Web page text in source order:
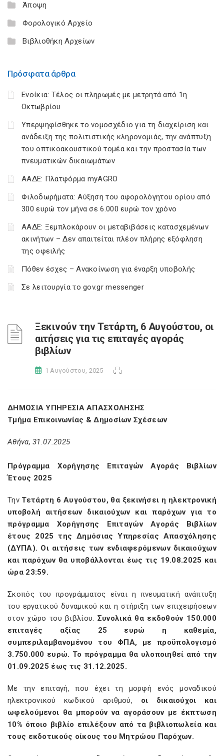
Άποψη
Φορολογικό Αρχείο
Βιβλιοθήκη Αρχείων
Πρόσφατα άρθρα
Ενοίκια: Τέλος οι πληρωμές με μετρητά από 1η
Οκτωβρίου
Υπερψηφίσθηκε το νομοσχέδιο για τη διαχείριση και
ανάδειξη της πολιτιστικής κληρονομιάς, την ανάπτυξη
του οπτικοακουστικού τομέα και την προστασία των
πνευματικών δικαιωμάτων
ΑΑΔΕ: Πλατφόρμα myAGRO
Φιλοδωρήματα: Αύξηση του αφορολόγητου ορίου από
300 ευρώ τον μήνα σε 6.000 ευρώ τον χρόνο
ΑΑΔΕ: Ξεμπλοκάρουν οι μεταβιβάσεις κατασχεμένων
ακινήτων – Δεν απαιτείται πλέον πλήρης εξόφληση
της οφειλής
Πόθεν έσχες – Ανακοίνωση για έναρξη υποβολής
Σε λειτουργία το gov.gr messenger
Ξεκινούν την Τετάρτη, 6 Αυγούστου, οι
αιτήσεις για τις επιταγές αγοράς
βιβλίων
1 Αυγούστου, 2025
ΔΗΜΟΣΙΑ ΥΠΗΡΕΣΙΑ ΑΠΑΣΧΟΛΗΣΗΣ
Τμήμα Επικοινωνίας & Δημοσίων Σχέσεων
Αθήνα, 31.07.2025
Πρόγραμμα Χορήγησης Επιταγών Αγοράς Βιβλίων
Έτους 2025
Την Τετάρτη 6 Αυγούστου, θα ξεκινήσει η ηλεκτρονική
υποβολή αιτήσεων δικαιούχων και παρόχων για το
πρόγραμμα Χορήγησης Επιταγών Αγοράς Βιβλίων
έτους 2025 της Δημόσιας Υπηρεσίας Απασχόλησης
(ΔΥΠΑ). Οι αιτήσεις των ενδιαφερόμενων δικαιούχων
και παρόχων θα υποβάλλονται έως τις 19.08.2025 και
ώρα 23:59.
Σκοπός του προγράμματος είναι η πνευματική ανάπτυξη
του εργατικού δυναμικού και η στήριξη των επιχειρήσεων
στον χώρο του βιβλίου. Συνολικά θα εκδοθούν 150.000
επιταγές αξίας 25 ευρώ η καθεμία,
συμπεριλαμβανομένου του ΦΠΑ, με προϋπολογισμό
3.750.000 ευρώ. Το πρόγραμμα θα υλοποιηθεί από την
01.09.2025 έως τις 31.12.2025.
Με την επιταγή, που έχει τη μορφή ενός μοναδικού
ηλεκτρονικού κωδικού αριθμού, οι δικαιούχοι και
ωφελούμενοι θα μπορούν να αγοράσουν με έκπτωση
10% όποιο βιβλίο επιλέξουν από τα βιβλιοπωλεία και
τους εκδοτικούς οίκους του Μητρώου Παρόχων.